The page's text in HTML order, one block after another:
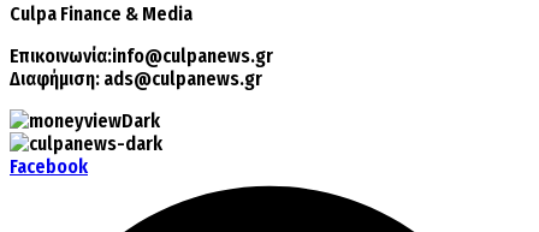
Culpa Finance & Media
Επικοινωνία:info@culpanews.gr
Διαφήμιση: ads@culpanews.gr
Facebook